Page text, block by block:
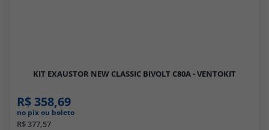
KIT EXAUSTOR NEW CLASSIC BIVOLT C80A - VENTOKIT
R$ 358,69
no pix ou boleto
R$ 377,57